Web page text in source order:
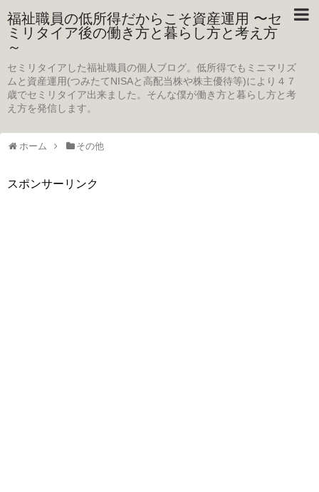
福祉職員の低所得だからこそ資産運用 〜セ
ミリタイア後の働き方と暮らし方と考え方
～
セミリタイアした福祉職員の個人ブログ。低所得でもミニマリズ
ムと資産運用(つみたてNISAと高配当株や株主優待等)により４７
歳でセミリタイア出来ました。そんな僕が働き方と暮らし方と考
え方を発信します。
ホーム その他
スポンサーリンク